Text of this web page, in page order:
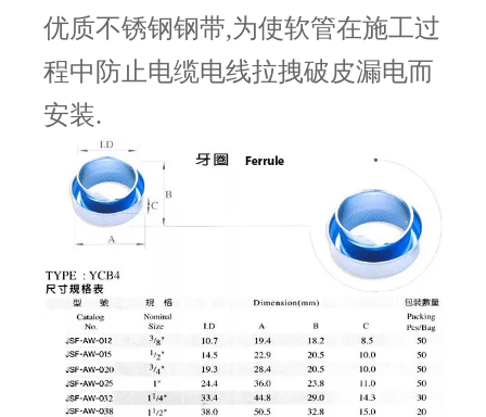
优质不锈钢钢带,为使软管在施工过
程中防止电缆电线拉拽破皮漏电而
安装.